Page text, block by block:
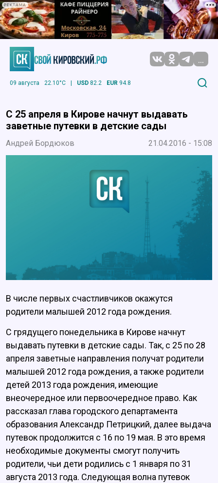
РЕКЛАМА
...
09 августа 22.10°C | USD 82.2 EUR 94.8
С 25 апреля в Кирове начнут выдавать
заветные путевки в детские сады
Андрей Бордюков 21.04.2016 - 15:08
В числе первых счастливчиков окажутся
родители малышей 2012 года рождения.
С грядущего понедельника в Кирове начнут
выдавать путевки в детские сады. Так, с 25 по 28
апреля заветные направления получат родители
малышей 2012 года рождения, а также родители
детей 2013 года рождения, имеющие
внеочередное или первоочередное право. Как
рассказал глава городского департамента
образования Александр Петрицкий, далее выдача
путевок продолжится с 16 по 19 мая. В это время
необходимые документы смогут получить
родители, чьи дети родились с 1 января по 31
августа 2013 года. Следующая волна путевок